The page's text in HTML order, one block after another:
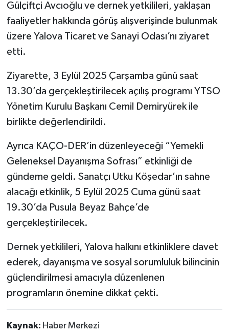
Gülçiftçi Avcıoğlu ve dernek yetkilileri, yaklaşan
faaliyetler hakkında görüş alışverişinde bulunmak
üzere Yalova Ticaret ve Sanayi Odası’nı ziyaret
etti.
Ziyarette, 3 Eylül 2025 Çarşamba günü saat
13.30’da gerçekleştirilecek açılış programı YTSO
Yönetim Kurulu Başkanı Cemil Demiryürek ile
birlikte değerlendirildi.
Ayrıca KAÇO-DER’in düzenleyeceği “Yemekli
Geleneksel Dayanışma Sofrası” etkinliği de
gündeme geldi. Sanatçı Utku Köşedar’ın sahne
alacağı etkinlik, 5 Eylül 2025 Cuma günü saat
19.30’da Pusula Beyaz Bahçe’de
gerçekleştirilecek.
Dernek yetkilileri, Yalova halkını etkinliklere davet
ederek, dayanışma ve sosyal sorumluluk bilincinin
güçlendirilmesi amacıyla düzenlenen
programların önemine dikkat çekti.
Kaynak: Haber Merkezi